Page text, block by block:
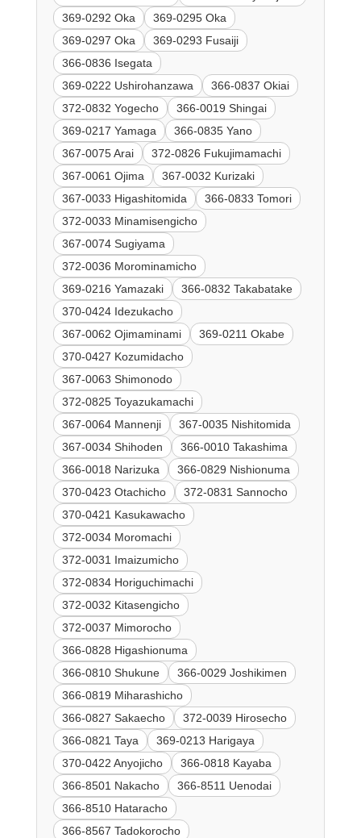
369-0292 Oka
369-0295 Oka
369-0297 Oka
369-0293 Fusaiji
366-0836 Isegata
369-0222 Ushirohanzawa
366-0837 Okiai
372-0832 Yogecho
366-0019 Shingai
369-0217 Yamaga
366-0835 Yano
367-0075 Arai
372-0826 Fukujimamachi
367-0061 Ojima
367-0032 Kurizaki
367-0033 Higashitomida
366-0833 Tomori
372-0033 Minamisengicho
367-0074 Sugiyama
372-0036 Morominamicho
369-0216 Yamazaki
366-0832 Takabatake
370-0424 Idezukacho
367-0062 Ojimaminami
369-0211 Okabe
370-0427 Kozumidacho
367-0063 Shimonodo
372-0825 Toyazukamachi
367-0064 Mannenji
367-0035 Nishitomida
367-0034 Shihoden
366-0010 Takashima
366-0018 Narizuka
366-0829 Nishionuma
370-0423 Otachicho
372-0831 Sannocho
370-0421 Kasukawacho
372-0034 Moromachi
372-0031 Imaizumicho
372-0834 Horiguchimachi
372-0032 Kitasengicho
372-0037 Mimorocho
366-0828 Higashionuma
366-0810 Shukune
366-0029 Joshikimen
366-0819 Miharashicho
366-0827 Sakaecho
372-0039 Hirosecho
366-0821 Taya
369-0213 Harigaya
370-0422 Anyojicho
366-0818 Kayaba
366-8501 Nakacho
366-8511 Uenodai
366-8510 Hataracho
366-8567 Tadokorocho